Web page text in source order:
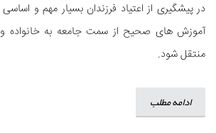
در پیشگیری از اعتیاد فرزندان بسیار مهم و
آموزش های صحیح از سمت جامعه به خانواده و
منتقل شود.
ادامه مطلب